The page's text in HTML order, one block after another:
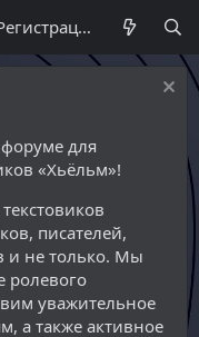
Регистрация
для
«Хьёльм»!
писателей,
и не только. Мы
ролевого
уважительное
а также активное